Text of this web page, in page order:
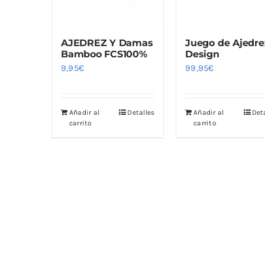
AJEDREZ Y Damas
Bamboo FCS100%
9,95€
Añadir al
carrito
Detalles
Juego de
Design
99,95€
Añadir al
carrito